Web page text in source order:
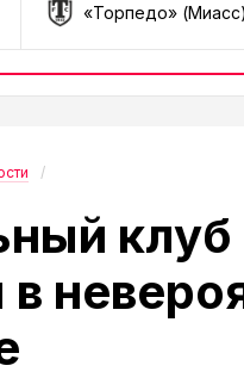
«Торпедо» (Миасс)
в